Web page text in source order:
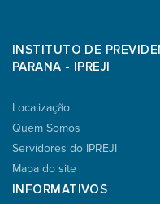
INSTITUTO DE
PARANA - IPREJI
Localização
Quem Somos
Servidores do IPREJI
Mapa do site
INFORMATIVOS